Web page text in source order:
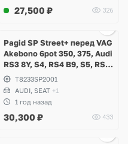
27,500 ₽ 326
Pagid SP Street+ перед VAG
Akebono 6pot 350, 375, Audi
RS3 8Y, S4, RS4 B9, S5, RS5,
A6, A7, A8, RSQ3 3F, Q5,
SQ5, Q7, Q8, Volkswagen
Touareg, Seat Formentor
Cupra
T8233SP2001
AUDI, SEAT +1
1 год назад
30,300 ₽ 433